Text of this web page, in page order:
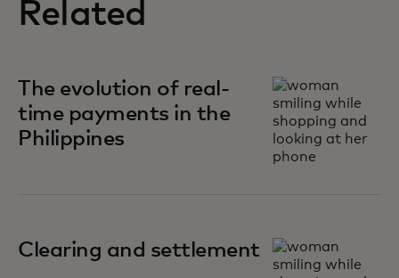
Related
The evolution of real-
time payments in the
Philippines
Clearing and settlement